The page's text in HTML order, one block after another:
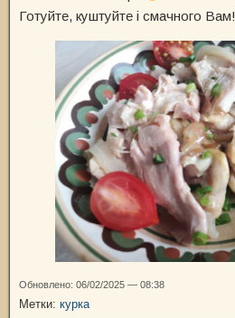
Готуйте, куштуйте і смачного Вам!
Обновлено: 06/02/2025 — 08:38
Метки: курка